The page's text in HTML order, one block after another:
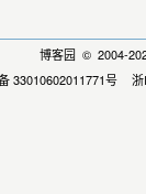
博客园© 2004-
33010602011771号